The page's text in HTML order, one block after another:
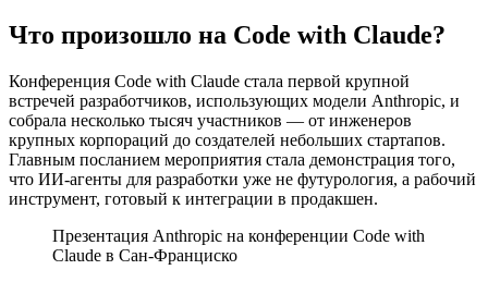
Что произошло на Code with Claude?
Конференция Code with Claude стала первой крупной
встречей разработчиков, использующих модели Anthropic, и
собрала несколько тысяч участников — от инженеров
крупных корпораций до создателей небольших стартапов.
Главным посланием мероприятия стала демонстрация того,
что ИИ-агенты для разработки уже не футурология, а рабочий
инструмент, готовый к интеграции в продакшен.
Презентация Anthropic на конференции Code with
Claude в Сан-Франциско